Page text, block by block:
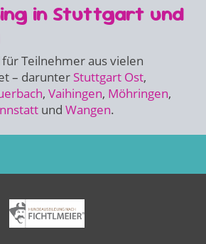
in Stuttgart und
Teilnehmer aus vielen
– darunter Stuttgart Ost,
, Vaihingen, Möhringen,
und Wangen.